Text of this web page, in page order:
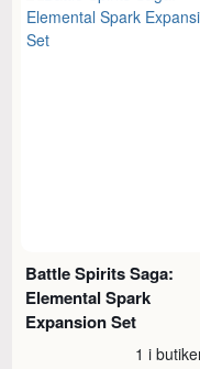
Battle Spirits Saga:
Elemental Spark
Expansion Set
1 i